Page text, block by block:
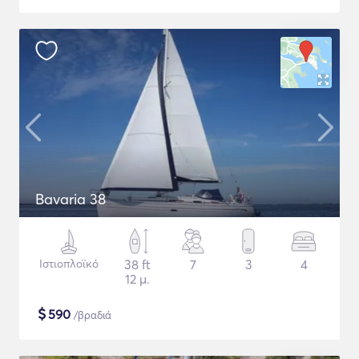
Bavaria 38
Ιστιοπλοϊκό
38 ft
12 μ.
7 3 4
$590 /βραδιά